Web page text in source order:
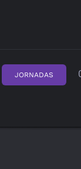
JORNADAS